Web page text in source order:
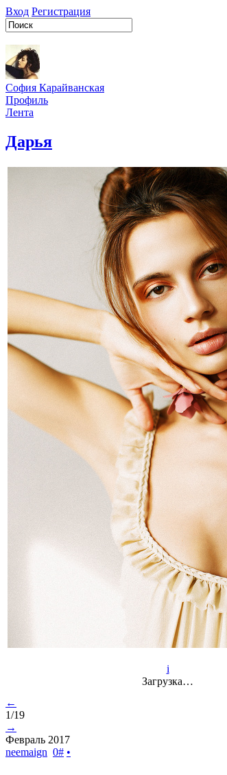
Вход Регистрация
София Карайванская
Профиль
Лента
Дарья
i
Загрузка…
←
1/19
→
Февраль 2017
neemaign 0# •